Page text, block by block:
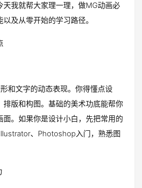
天我就帮大家理一理，做MG动画必
及从零开始的学习路径。
和文字的动态表现。你得懂点设
排版和构图。基础的美术功底能帮你
面。如果你是设计小白，先把常用的
、Photoshop入门，熟悉图